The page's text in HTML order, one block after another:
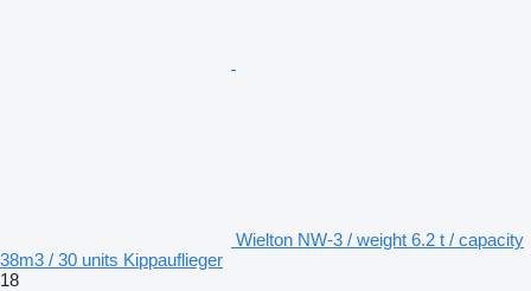
Wielton NW-3 / weight 6.2 t / capacity
38m3 / 30 units Kippauflieger
18